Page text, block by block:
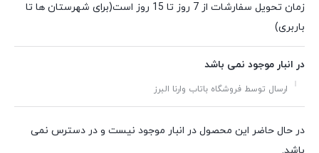
زمان تحویل سفارشات از 7 روز تا 15 روز است(برای شهرستان ها تا
باربری)
در انبار موجود نمی باشد
ارسال توسط فروشگاه باتاب وارنا البرز
در حال حاضر این محصول در انبار موجود نیست و در دسترس نمی